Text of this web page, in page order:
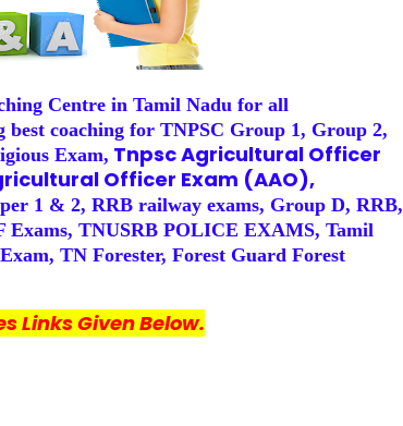
Centre in Tamil Nadu for all
best coaching for TNPSC Group 1, Group 2,
Exam, Tnpsc Agricultural Officer
Officer Exam (AAO),
1 & 2, RRB railway exams, Group D, RRB,
Exams, TNUSRB POLICE EXAMS, Tamil
TN Forester, Forest Guard Forest
Links Given Below.